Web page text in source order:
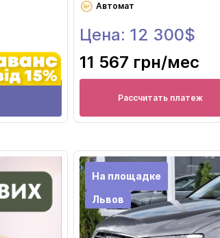
Автомат
Цена: 12 300$
11 567 грн/мес
Рассчитать платеж
На площадке
Львов